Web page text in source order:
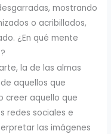
mostrando
o acribillados,
¿En qué mente
la de las almas
aquellos que
creer aquello que
redes sociales e
las imágenes